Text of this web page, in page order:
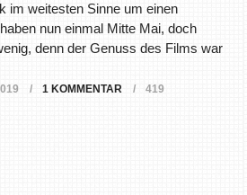
im weitesten Sinne um einen
nun einmal Mitte Mai, doch
denn der Genuss des Films war
1 KOMMENTAR
419